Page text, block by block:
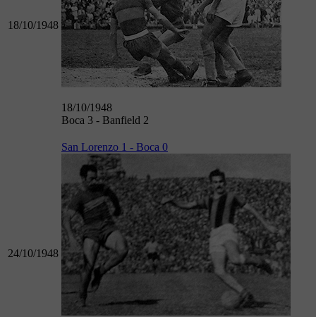
18/10/1948
18/10/1948
Boca 3 - Banfield 2
24/10/1948
San Lorenzo 1 - Boca 0